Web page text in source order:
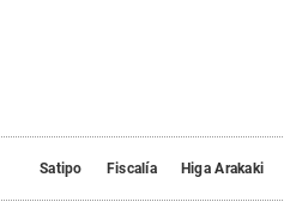
Satipo Fiscalía Higa Arakaki